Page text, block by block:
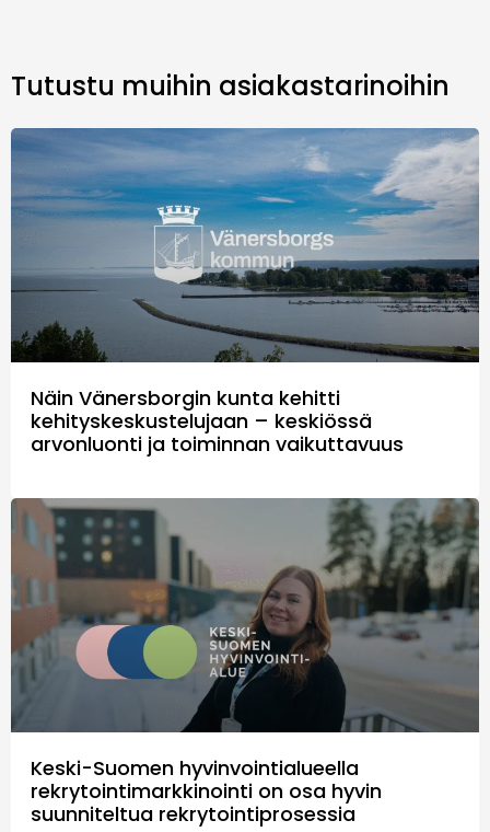
Tutustu muihin asiakastarinoihin
Näin Vänersborgin kunta kehitti
kehityskeskustelujaan – keskiössä
arvonluonti ja toiminnan vaikuttavuus
Keski-Suomen hyvinvointialueella
rekrytointimarkkinointi on osa hyvin
suunniteltua rekrytointiprosessia